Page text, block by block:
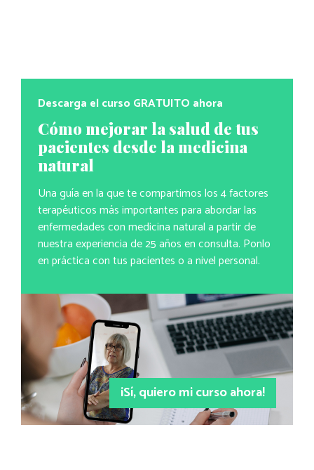
Descarga el curso GRATUITO ahora
Cómo mejorar la salud de tus
pacientes desde la medicina
natural
Una guía en la que te compartimos los 4 factores
terapéuticos más importantes para abordar las
enfermedades con medicina natural a partir de
nuestra experiencia de 25 años en consulta. Ponlo
en práctica con tus pacientes o a nivel personal.
¡Sí, quiero mi curso ahora!